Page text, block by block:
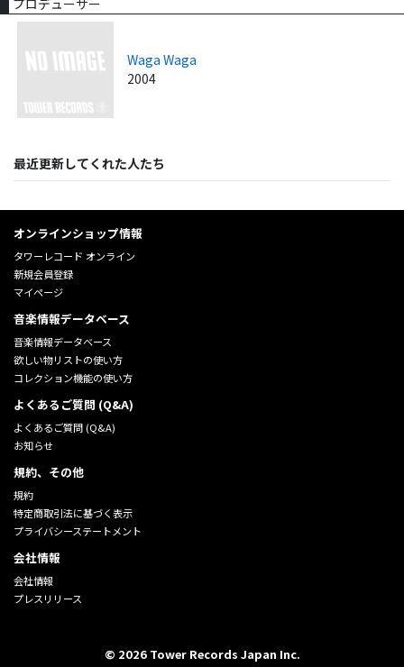
Waga Waga
2004
最近更新してくれた人たち
オンラインショップ情報
タワーレコード オンライン
新規会員登録
マイページ
音楽情報データベース
音楽情報データベース
欲しい物リストの使い方
コレクション機能の使い方
よくあるご質問 (Q&A)
よくあるご質問 (Q&A)
お知らせ
規約、その他
規約
特定商取引法に基づく表示
プライバシーステートメント
会社情報
会社情報
プレスリリース
© 2026Tower Records Japan Inc.